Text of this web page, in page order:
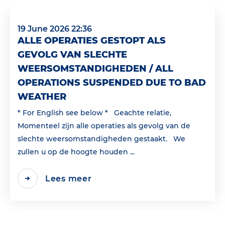
19 June 2026 22:36
ALLE OPERATIES GESTOPT ALS
GEVOLG VAN SLECHTE
WEERSOMSTANDIGHEDEN / ALL
OPERATIONS SUSPENDED DUE TO BAD
WEATHER
* For English see below * Geachte relatie,
Momenteel zijn alle operaties als gevolg van de
slechte weersomstandigheden gestaakt. We
zullen u op de hoogte houden ...
Lees meer